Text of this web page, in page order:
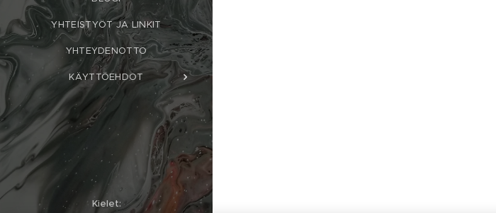
YHTEISTYÖT JA LINKIT
YHTEYDENOTTO
KÄYTTÖEHDOT
Kielet